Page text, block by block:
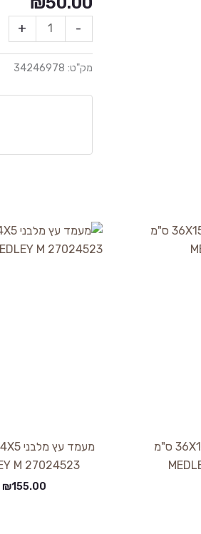
-
+
מק"ט: 34246978
מעמד עץ מלבני 36X15X3 ס"מ
27024523 MEDLEY M
₪155.00